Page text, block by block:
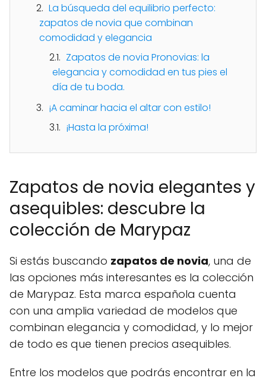
La búsqueda del equilibrio perfecto:
zapatos de novia que combinan
comodidad y elegancia
Zapatos de novia Pronovias: la
elegancia y comodidad en tus pies el
día de tu boda.
¡A caminar hacia el altar con estilo!
¡Hasta la próxima!
Zapatos de novia elegantes y
asequibles: descubre la
colección de Marypaz
Si estás buscando zapatos de novia, una de
las opciones más interesantes es la colección
de Marypaz. Esta marca española cuenta
con una amplia variedad de modelos que
combinan elegancia y comodidad, y lo mejor
de todo es que tienen precios asequibles.
Entre los modelos que podrás encontrar en la